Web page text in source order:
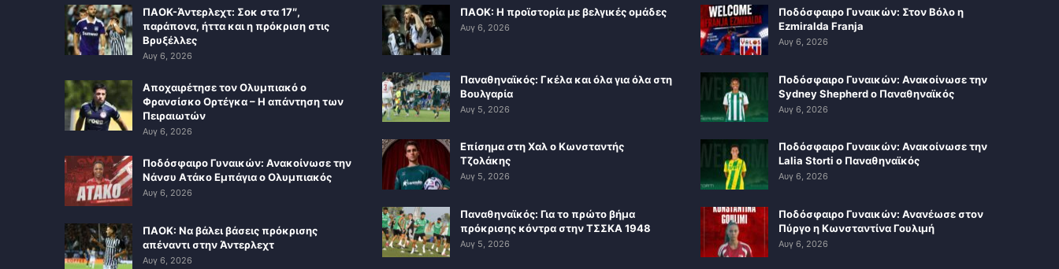
ΠΑΟΚ-Άντερλεχτ: Σοκ στα 17″,
παράπονα, ήττα και η πρόκριση στις
Βρυξέλλες
Αυγ 6, 2026
Αποχαιρέτησε τον Ολυμπιακό ο
Φρανσίσκο Ορτέγκα – Η απάντηση των
Πειραιωτών
Αυγ 6, 2026
Ποδόσφαιρο Γυναικών: Ανακοίνωσε την
Νάνσυ Ατάκο Εμπάγια ο Ολυμπιακός
Αυγ 6, 2026
ΠΑΟΚ: Να βάλει βάσεις πρόκρισης
απέναντι στην Άντερλεχτ
Αυγ 6, 2026
ΠΑΟΚ: Η προϊστορία με βελγικές ομάδες
Αυγ 6, 2026
Παναθηναϊκός: Γκέλα και όλα για όλα στη
Βουλγαρία
Αυγ 5, 2026
Επίσημα στη Χαλ ο Κωνσταντής
Τζολάκης
Αυγ 5, 2026
Παναθηναϊκός: Για το πρώτο βήμα
πρόκρισης κόντρα στην ΤΣΣΚΑ 1948
Αυγ 5, 2026
Ποδόσφαιρο Γυναικών: Στον Βόλο η
Ezmiralda Franja
Αυγ 6, 2026
Ποδόσφαιρο Γυναικών: Ανακοίνωσε την
Sydney Shepherd ο Παναθηναϊκός
Αυγ 6, 2026
Ποδόσφαιρο Γυναικών: Ανακοίνωσε την
Lalia Storti ο Παναθηναϊκός
Αυγ 6, 2026
Ποδόσφαιρο Γυναικών: Ανανέωσε στον
Πύργο η Κωνσταντίνα Γουλιμή
Αυγ 6, 2026